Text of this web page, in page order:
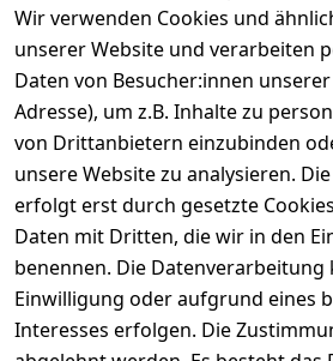
Wir verwenden Cookies und
unserer Website und verarbeiten
Daten von Besucher:innen unserer
Adresse), um z.B. Inhalte zu
von Drittanbietern einzubinden
unsere Website zu analysieren.
erfolgt erst durch gesetzte
Daten mit Dritten, die wir in den
benennen. Die Datenverarbeitung
Einwilligung oder aufgrund eines
Interesses erfolgen. Die
Informationen
Mein Konto